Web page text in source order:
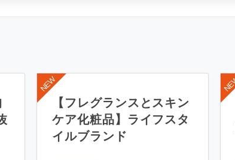
【フレグランスとスキン
ケア化粧品】ライフスタ
イルブランド